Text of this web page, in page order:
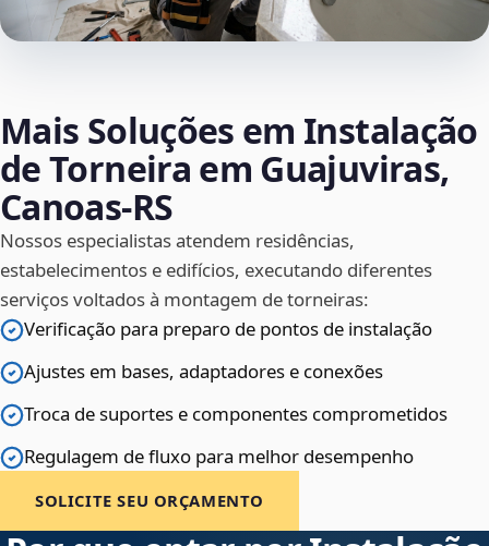
Mais Soluções em Instalação
de Torneira em Guajuviras,
Canoas‑RS
Nossos especialistas atendem residências,
estabelecimentos e edifícios, executando diferentes
serviços voltados à montagem de torneiras:
Verificação para preparo de pontos de instalação
Ajustes em bases, adaptadores e conexões
Troca de suportes e componentes comprometidos
Regulagem de fluxo para melhor desempenho
SOLICITE SEU ORÇAMENTO